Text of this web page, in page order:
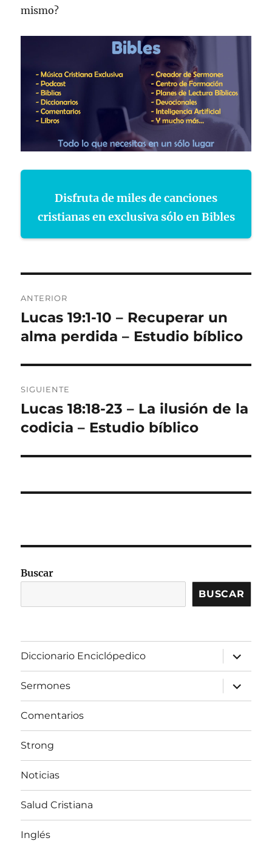
mismo?
Disfruta de miles de canciones
cristianas en exclusiva sólo en Bibles
de
entradas
ANTERIOR
Entrada
anterior:
Lucas 19:1-10 – Recuperar un
alma perdida – Estudio bíblico
SIGUIENTE
Entrada
siguiente:
Lucas 18:18-23 – La ilusión de la
codicia – Estudio bíblico
Buscar
BUSCAR
Diccionario Enciclópedico
expandir
el
menú
inferior
Sermones
expandir
el
menú
Comentarios
Strong
Noticias
Salud Cristiana
Inglés